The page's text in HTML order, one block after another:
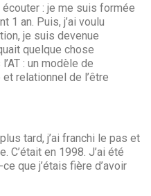
: je me suis formée
1 an. Puis, j’ai voulu
je suis devenue
quelque chose
: un modèle de
relationnel de l’être
tard, j’ai franchi le pas et
C’était en 1998. J’ai été
que j’étais fière d’avoir